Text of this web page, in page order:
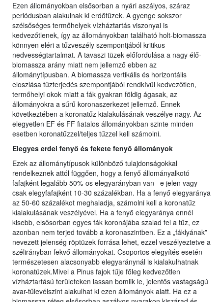
Ezen állományokban elsősorban a nyári aszályos, száraz
periódusban alakulnak ki erdőtüzek. A gyenge sokszor
szélsőséges termőhelyek vízháztartás viszonyai is
kedvezőtlenek, így az állományokban található holt-biomassza
könnyen eléri a tűzveszély szempontjából kritikus
nedvességtartalmat. A tavaszi tüzek előfordulása a nagy élő-
biomassza arány miatt nem jellemző ebben az
állománytípusban. A biomassza vertikális és horizontális
eloszlása tűzterjedés szempontjából rendkívül kedvezőtlen,
termőhelyi okok miatt a fák gyakran földig ágasak, az
állományokra a sűrű koronaszerkezet jellemző. Ennek
következtében a koronatűz kialakulásának veszélye nagy. Az
elegyetlen EF és FF fiatalos állományokban szinte minden
esetben koronatűzzel/teljes tűzzel kell számolni.
Elegyes erdei fenyő és fekete fenyő állományok
Ezek az állománytípusok különböző tulajdonságokkal
rendelkeznek attól függően, hogy a fenyő állományalkotó
fafajként legalább 50%-os elegyarányban van –e jelen vagy
csak elegyfafajként 10-30 százalékban. Ha a fenyő elegyaránya
az 50-60 százalékot meghaladja, számolni kell a koronatűz
kialakulásának veszélyével. Ha a fenyő elegyaránya ennél
kisebb, elsősorban egyes fák koronájába szalad fel a tűz, ez
azonban nem terjed tovább a koronaszintben. Ez a „fáklyának”
nevezett jelenség röptüzek forrása lehet, ezzel veszélyeztetve a
szélirányban fekvő állományokat. Csoportos elegyítés esetén
természetesen alacsonyabb elegyaránynál is kialakulhatnak
koronatüzek.Mivel a Pinus fajok tűje főleg kedvezőtlen
vízháztartású területeken lassan bomlik le, jelentős vastagságú
avar-tűlevélszint alakulhat ki ezen állományok alatt. Ha ez a